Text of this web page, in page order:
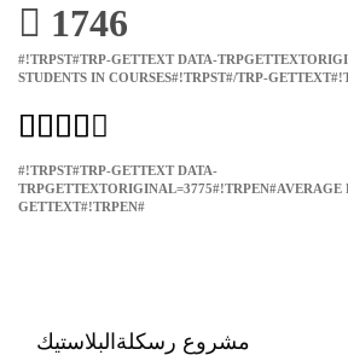
1746
#!TRPST#TRP-GETTEXT DATA-
STUDENTS IN COURSES#!TRPST#/TRP-
#!TRPST#TRP-GETTEXT DATA-
TRPGETTEXTORIGINAL=3775#!TRPEN#AVERAGE
GETTEXT#!TRPEN#
مشروع رسكلةالبلاستيك